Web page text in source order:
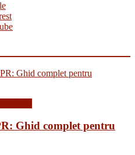
Ghid complet pentru